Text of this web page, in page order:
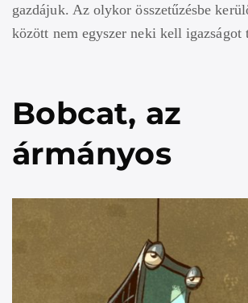
gazdájuk. Az olykor összetűzésbe
között nem egyszer neki kell igazságot
Bobcat, az
ármányos